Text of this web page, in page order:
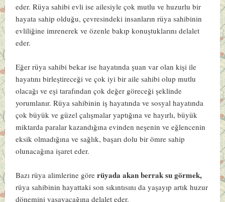
eder. Rüya sahibi evli ise ailesiyle çok mutlu ve huzurlu bir
hayata sahip olduğu, çevresindeki insanların rüya sahibinin
evliliğine imrenerek ve özenle bakıp konuştuklarını delalet
eder.
Eğer rüya sahibi bekar ise hayatında şuan var olan kişi ile
hayatını birleştireceği ve çok iyi bir aile sahibi olup mutlu
olacağı ve eşi tarafından çok değer göreceği şeklinde
yorumlanır. Rüya sahibinin iş hayatında ve sosyal hayatında
çok büyük ve güzel çalışmalar yaptığına ve hayırlı, büyük
miktarda paralar kazandığına evinden neşenin ve eğlencenin
eksik olmadığına ve sağlık, başarı dolu bir ömre sahip
olunacağına işaret eder.
Bazı rüya alimlerine görerüyada akan berrak su görmek,
rüya sahibinin hayattaki son sıkıntısını da yaşayıp artık huzur
dönemini yaşayacağına delalet eder.